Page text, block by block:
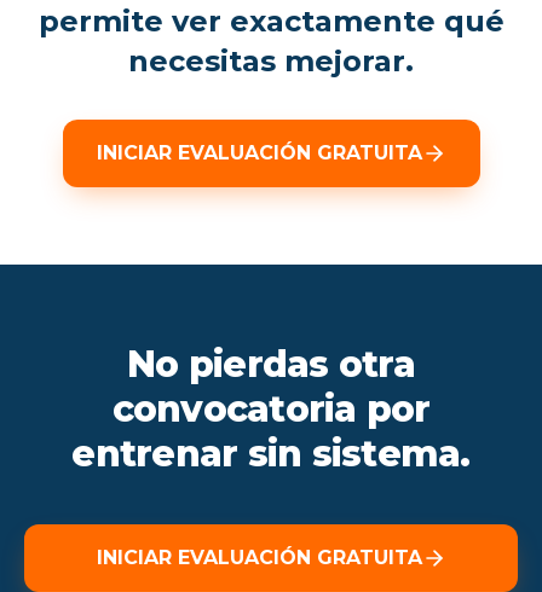
permite ver exactamente qué
necesitas mejorar.
INICIAR EVALUACIÓN GRATUITA
No pierdas otra
convocatoria por
entrenar sin sistema.
INICIAR EVALUACIÓN GRATUITA